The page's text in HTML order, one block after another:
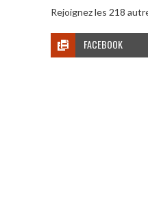
Rejoignez les 218
FACEBOOK